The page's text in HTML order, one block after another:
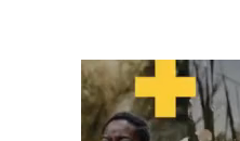
Video
oynatıcı